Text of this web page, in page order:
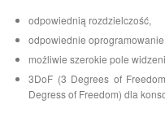
odpowiednią rozdzielczość,
odpowiednie oprogramowanie,
możliwie szerokie pole
3DoF (3 Degrees of
Degress of Freedom) dla